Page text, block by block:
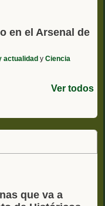
en el Arsenal de
actualidad y Ciencia
Ver todos
que va a